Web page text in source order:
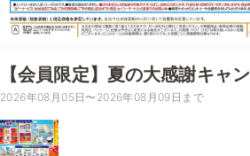
【会員限定】夏の大感謝キャ
2026年08月05日〜2026年08月09日まで